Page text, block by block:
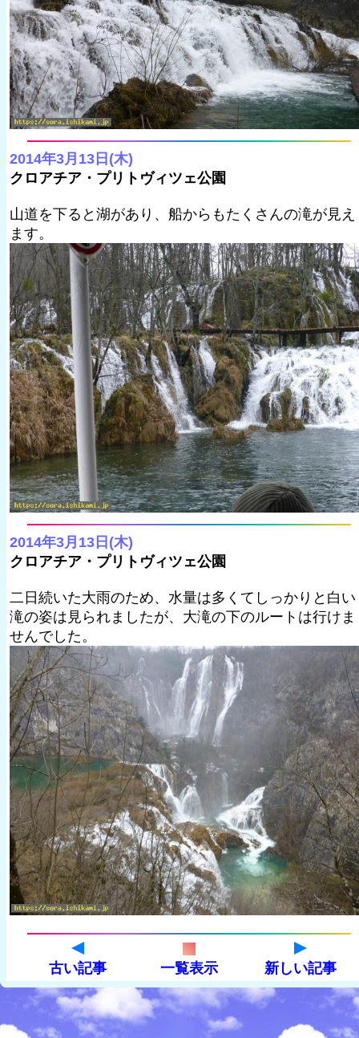
2014年3月13日(木)
クロアチア・プリトヴィツェ公園
山道を下ると湖があり、船からもたくさんの滝が見え
ます。
2014年3月13日(木)
クロアチア・プリトヴィツェ公園
二日続いた大雨のため、水量は多くてしっかりと白い
滝の姿は見られましたが、大滝の下のルートは行けま
せんでした。
古い記事 一覧表示 新しい記事